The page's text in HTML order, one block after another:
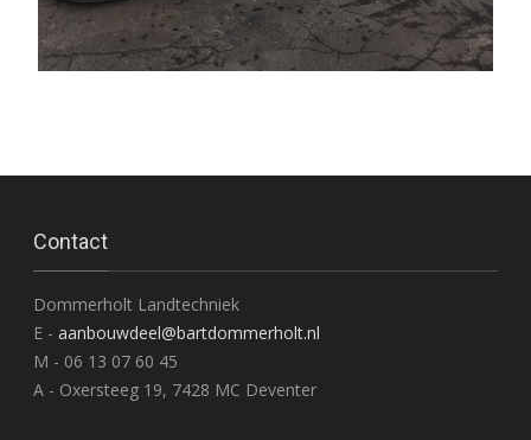
Contact
Dommerholt Landtechniek
E - aanbouwdeel@bartdommerholt.nl
M - 06 13 07 60 45
A - Oxersteeg 19, 7428 MC Deventer